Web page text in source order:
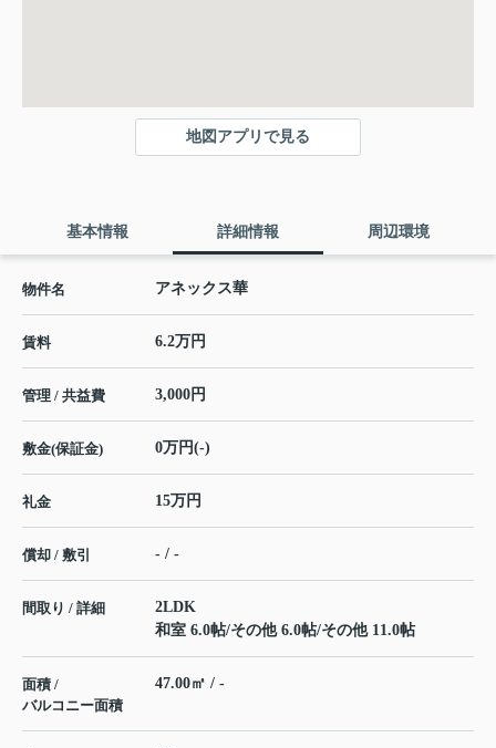
地図アプリで見る
基本情報 詳細情報 周辺環境
物件名 アネックス華
賃料 6.2万円
管理 / 共益費 3,000円
敷金(保証金) 0万円(-)
礼金 15万円
償却 / 敷引 - / -
間取り / 詳細
2LDK
和室 6.0帖/その他 6.0帖/その他 11.0帖
面積 /
バルコニー面積
47.00㎡ / -